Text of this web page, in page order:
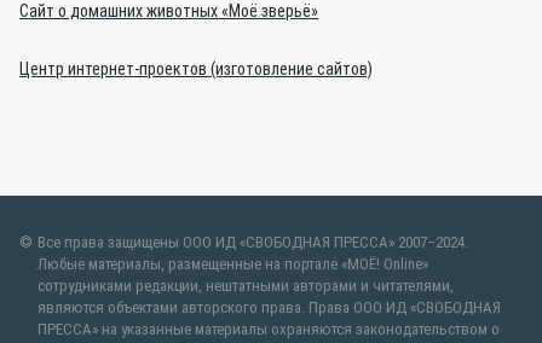
Сайт о домашних животных «Моё зверьё»
Центр интернет-проектов (изготовление сайтов)
Все права защищены ООО ИД «СВОБОДНАЯ ПРЕССА» 2007–2024.
Любые материалы, размещенные на портале «МОЁ! Online»
сотрудниками редакции, нештатными авторами и читателями,
являются объектами авторского права. Права ООО ИД «СВОБОДНАЯ
ПРЕССА» на указанные материалы охраняются законодательством о